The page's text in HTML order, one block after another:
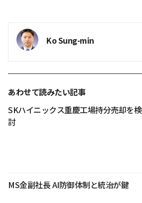
Ko Sung-min
あわせて読みたい記事
SKハイニックス重慶工場持分売却を検
討
MS金副社長 AI防御体制と統治が鍵